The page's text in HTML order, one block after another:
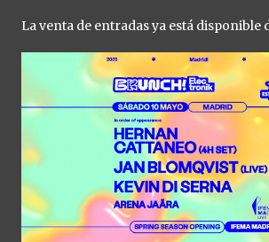
La venta de entradas ya está disponible